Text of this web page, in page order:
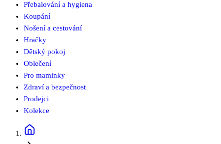
Přebalování a hygiena
Koupání
Nošení a cestování
Hračky
Dětský pokoj
Oblečení
Pro maminky
Zdraví a bezpečnost
Prodejci
Kolekce